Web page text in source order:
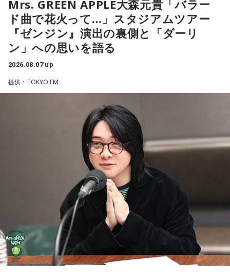
■2026年8月8日に財布を新調するのはあり？
寅の日は、お金に関する縁起の良い日として知られているこ
して選ぶ人もいます。
「お金が無事に戻ってくる」という言い伝えに由来するもの
で、開運アクションとして親しまれている考え方です。
ただし、財布を新調したからといって金運の上昇が保証され
るわけではありません。あくまでも縁起担ぎとして取り入れ
られている習慣です。
■2026年8月8日に宝くじを買うのは？
寅の日は、金運にまつわる吉日として紹介されることが多い
ため、宝くじを購入するタイミングとして意識する人もいま
一方で、宝くじの当選を保証するものではありません。「縁
起の良い日に買いたい」という気持ちから、暦を参考にする
人もいるという考え方です。
■2026年8月8日はどんな日？
2026年8月8日（土）・先勝
・寅の日
・六曜「先勝」（午前中が吉とされる）
「8」が並ぶことから縁起の良い日というイメージを持つ人も
いますが、暦の上では寅の日にあたるのが最大の特徴です。
で、一般的には午前中が吉、午後は控えめ
に過ごすのが良いという考え方があります。
寅の日とは、12日に一度巡ってくる吉日
虎は古くから「千里行って千里帰る」という言い伝えがあ
り、「出ていったものが無事に戻ってくる」と考えられてき
ました。そのため、お金や旅に関する縁起の良い日として親
しまれています。
Mrs. GREEN APPLE大森元貴「バラー
ド曲で花火って…」スタジアムツアー
『ゼンジン』演出の裏側と「ダーリ
ン」への思いを語る
2026.08.07 up
提供：TOKYO FM